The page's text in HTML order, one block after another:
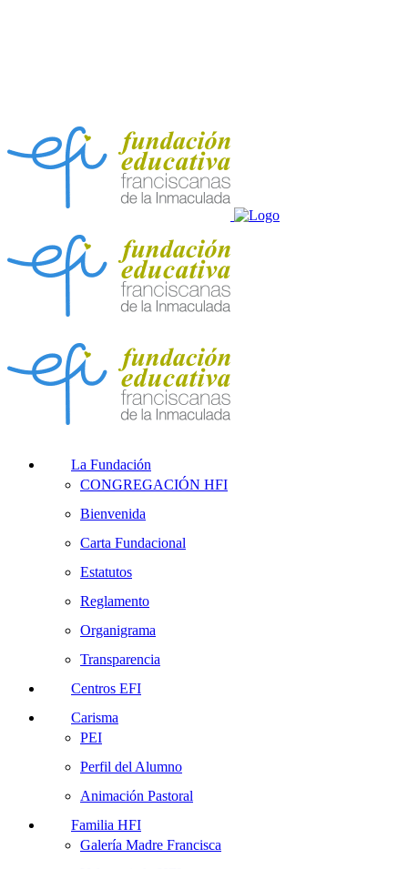
La Fundación
CONGREGACIÓN HFI
Bienvenida
Carta Fundacional
Estatutos
Reglamento
Organigrama
Transparencia
Centros EFI
Carisma
PEI
Perfil del Alumno
Animación Pastoral
Familia HFI
Galería Madre Francisca